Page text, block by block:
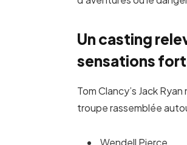
Un casting
sensations
Tom Clancy’s Jack
troupe rassemblée
Wendell Pierce